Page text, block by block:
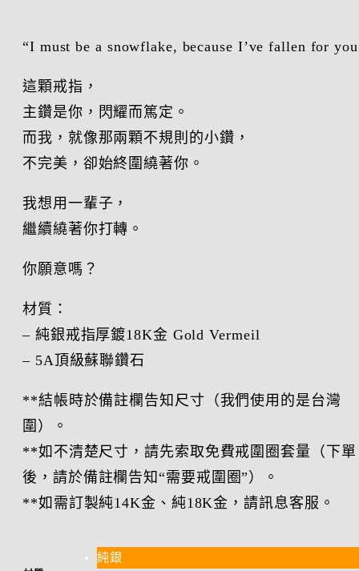
價
價
“I must be a snowflake, because I’ve fallen for
這顆戒指，
主鑽是你，閃耀而篤定。
而我，就像那兩顆不規則的小鑽，
不完美，卻始終圍繞著你。
我想用一輩子，
繼續繞著你打轉。
你願意嗎？
材質：
– 純銀戒指厚鍍18K金 Gold Vermeil
– 5A頂級蘇聯鑽石
**結帳時於備註欄告知尺寸（我們使用的是台灣
圍）。
**如不清楚尺寸，請先索取免費戒圍圈套量（下單
後，請於備註欄告知“需要戒圍圈”）。
**如需訂製純14K金、純18K金，請訊息客服。
純銀